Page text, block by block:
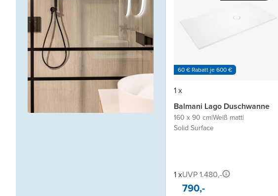
60 € Rabatt je 600 €
1 x
Balmani Lago Duschwanne
160 x 90 cm|Weiß matt|
Solid Surface
1 xUVP 1.480,-
790,-